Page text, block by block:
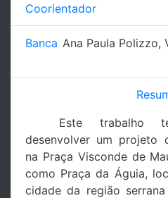
Coorientador
Banca Ana Paula Polizzo,
Este trabalho
desenvolver um projeto
na Praça Visconde de
como Praça da Águia,
cidade da região